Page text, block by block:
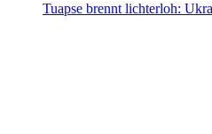
Tuapse brennt lichterloh: